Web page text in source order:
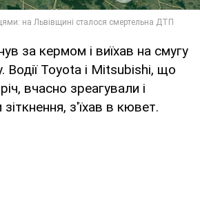
за кермом і виїхав на смугу
Водії Toyota і Mitsubishi, що
вчасно зреагували і
з'їхав в кювет.